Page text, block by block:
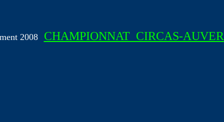
2008 CHAMPIONNAT_CIRCAS-